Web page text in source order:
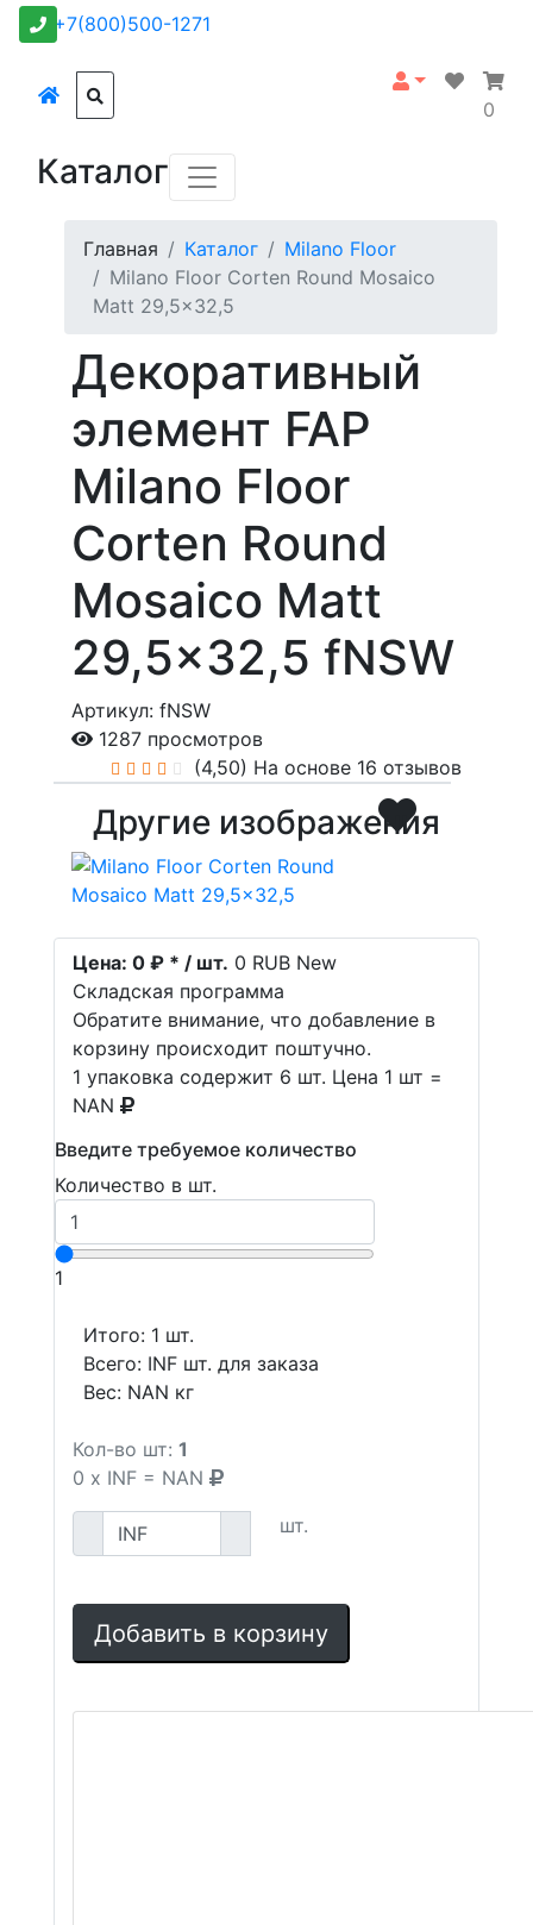
+7(800)500-1271
0
Каталог
Главная Каталог
Milano Floor
Milano Floor Corten Round Mosaico
Matt 29,5x32,5
Декоративный
элемент FAP
Milano Floor
Corten Round
Mosaico Matt
29,5x32,5 fNSW
Артикул: fNSW
1287 просмотров
(4,50) На основе 16 отзывов
Другие изображения
Цена: 0 ₽ * / шт. 0 RUB New
Складская программа
Обратите внимание, что добавление в
корзину происходит поштучно.
1 упаковка содержит 6 шт. Цена 1 шт =
NAN
Введите требуемое количество
Количество в шт.
1
Итого: 1 шт.
Всего: INF шт. для заказа
Вес: NAN кг
Кол-во шт: 1
0 x INF = NAN
шт.
Добавить в корзину